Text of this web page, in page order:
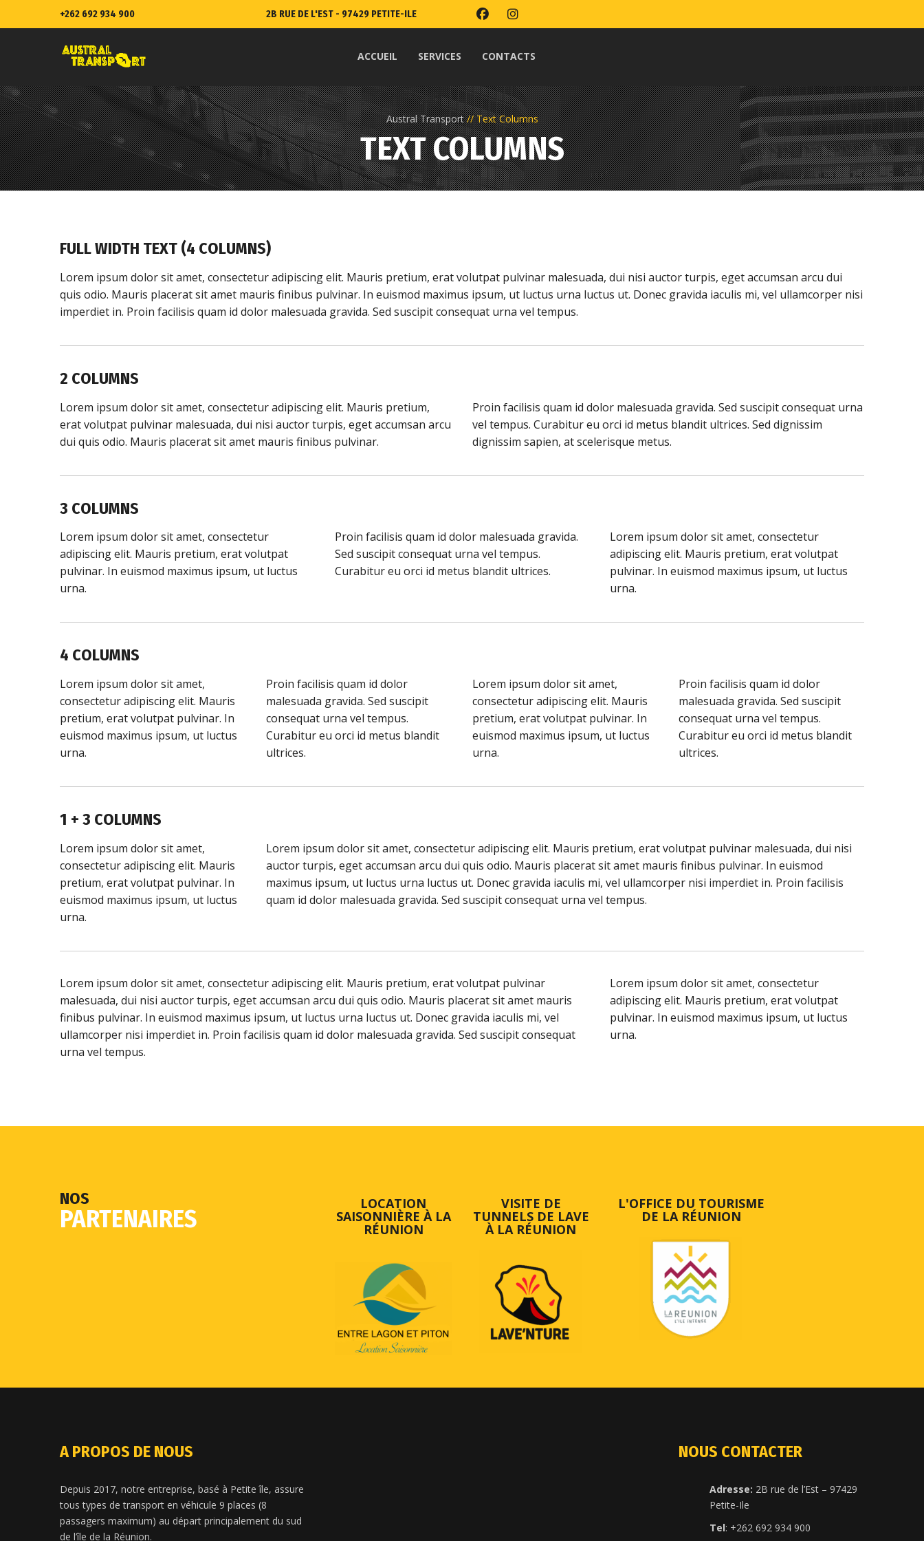
+262 692 934 900 2B RUE DE L'EST - 97429 PETITE-ILE
ACCUEIL SERVICES CONTACTS
Austral Transport Text Columns
TEXT COLUMNS
FULL WIDTH TEXT (4 COLUMNS)
Lorem ipsum dolor sit amet, consectetur adipiscing elit. Mauris pretium, erat volutpat pulvinar malesuada, dui nisi auctor turpis, eget accumsan arcu dui
quis odio. Mauris placerat sit amet mauris finibus pulvinar. In euismod maximus ipsum, ut luctus urna luctus ut. Donec gravida iaculis mi, vel ullamcorper nisi
imperdiet in. Proin facilisis quam id dolor malesuada gravida. Sed suscipit consequat urna vel tempus.
2 COLUMNS
Lorem ipsum dolor sit amet, consectetur adipiscing elit. Mauris pretium,
erat volutpat pulvinar malesuada, dui nisi auctor turpis, eget accumsan arcu
dui quis odio. Mauris placerat sit amet mauris finibus pulvinar.
Proin facilisis quam id dolor malesuada gravida. Sed suscipit consequat urna
vel tempus. Curabitur eu orci id metus blandit ultrices. Sed dignissim
dignissim sapien, at scelerisque metus.
3 COLUMNS
Lorem ipsum dolor sit amet, consectetur
adipiscing elit. Mauris pretium, erat volutpat
pulvinar. In euismod maximus ipsum, ut luctus
urna.
Proin facilisis quam id dolor malesuada gravida.
Sed suscipit consequat urna vel tempus.
Curabitur eu orci id metus blandit ultrices.
Lorem ipsum dolor sit amet, consectetur
adipiscing elit. Mauris pretium, erat volutpat
pulvinar. In euismod maximus ipsum, ut luctus
urna.
4 COLUMNS
Lorem ipsum dolor sit amet,
consectetur adipiscing elit. Mauris
pretium, erat volutpat pulvinar. In
euismod maximus ipsum, ut luctus
urna.
Proin facilisis quam id dolor
malesuada gravida. Sed suscipit
consequat urna vel tempus.
Curabitur eu orci id metus blandit
ultrices.
Lorem ipsum dolor sit amet,
consectetur adipiscing elit. Mauris
pretium, erat volutpat pulvinar. In
euismod maximus ipsum, ut luctus
urna.
Proin facilisis quam id dolor
malesuada gravida. Sed suscipit
consequat urna vel tempus.
Curabitur eu orci id metus blandit
ultrices.
1 + 3 COLUMNS
Lorem ipsum dolor sit amet,
consectetur adipiscing elit. Mauris
pretium, erat volutpat pulvinar. In
euismod maximus ipsum, ut luctus
urna.
Lorem ipsum dolor sit amet, consectetur adipiscing elit. Mauris pretium, erat volutpat pulvinar malesuada, dui nisi
auctor turpis, eget accumsan arcu dui quis odio. Mauris placerat sit amet mauris finibus pulvinar. In euismod
maximus ipsum, ut luctus urna luctus ut. Donec gravida iaculis mi, vel ullamcorper nisi imperdiet in. Proin facilisis
quam id dolor malesuada gravida. Sed suscipit consequat urna vel tempus.
Lorem ipsum dolor sit amet, consectetur adipiscing elit. Mauris pretium, erat volutpat pulvinar
malesuada, dui nisi auctor turpis, eget accumsan arcu dui quis odio. Mauris placerat sit amet mauris
finibus pulvinar. In euismod maximus ipsum, ut luctus urna luctus ut. Donec gravida iaculis mi, vel
ullamcorper nisi imperdiet in. Proin facilisis quam id dolor malesuada gravida. Sed suscipit consequat
urna vel tempus.
Lorem ipsum dolor sit amet, consectetur
adipiscing elit. Mauris pretium, erat volutpat
pulvinar. In euismod maximus ipsum, ut luctus
urna.
NOS
PARTENAIRES
LOCATION
SAISONNIÈRE À LA
RÉUNION
VISITE DE
TUNNELS DE LAVE
À LA RÉUNION
L'OFFICE DU TOURISME
DE LA RÉUNION
A PROPOS DE NOUS
Depuis 2017, notre entreprise, basé à Petite île, assure
tous types de transport en véhicule 9 places (8
passagers maximum) au départ principalement du sud
de l’île de la Réunion.
NOUS CONTACTER
Adresse: 2B rue de l’Est – 97429
Petite-Ile
Tel: +262 692 934 900